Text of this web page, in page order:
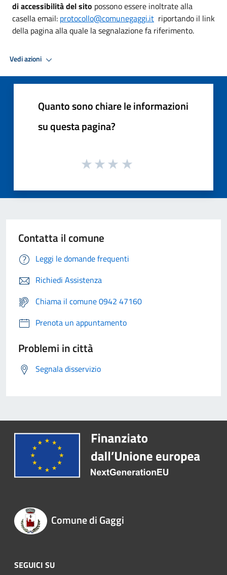
di accessibilità del sito possono essere inoltrate alla
casella email: protocollo@comunegaggi.it riportando il link
della pagina alla quale la segnalazione fa riferimento.
Vedi azioni
Quanto sono chiare le informazioni
su questa pagina?
Contatta il comune
Leggi le domande frequenti
Richiedi Assistenza
Chiama il comune 0942 47160
Prenota un appuntamento
Problemi in città
Segnala disservizio
Comune di Gaggi
SEGUICI SU